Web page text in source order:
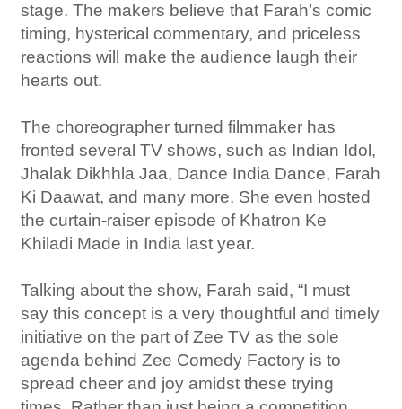
stage. The makers believe that Farah’s comic
timing, hysterical commentary, and priceless
reactions will make the audience laugh their
hearts out.
The choreographer turned filmmaker has
fronted several TV shows, such as Indian Idol,
Jhalak Dikhhla Jaa, Dance India Dance, Farah
Ki Daawat, and many more. She even hosted
the curtain-raiser episode of Khatron Ke
Khiladi Made in India last year.
Talking about the show, Farah said, “I must
say this concept is a very thoughtful and timely
initiative on the part of Zee TV as the sole
agenda behind Zee Comedy Factory is to
spread cheer and joy amidst these trying